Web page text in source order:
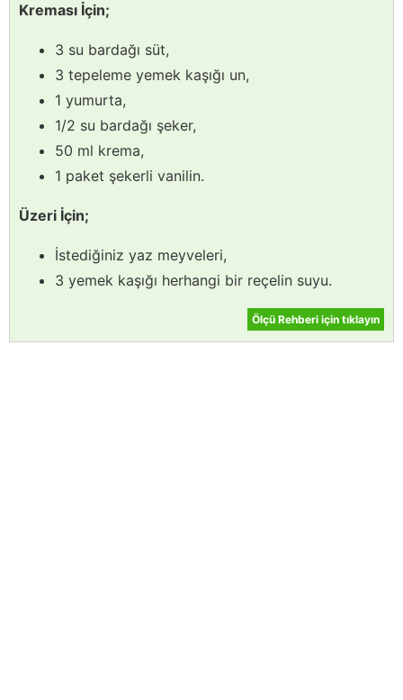
Kreması İçin;
3 su bardağı süt,
3 tepeleme yemek kaşığı un,
1 yumurta,
1/2 su bardağı şeker,
50 ml krema,
1 paket şekerli vanilin.
Üzeri İçin;
İstediğiniz yaz meyveleri,
3 yemek kaşığı herhangi bir reçelin suyu.
Ölçü Rehberi için tıklayın